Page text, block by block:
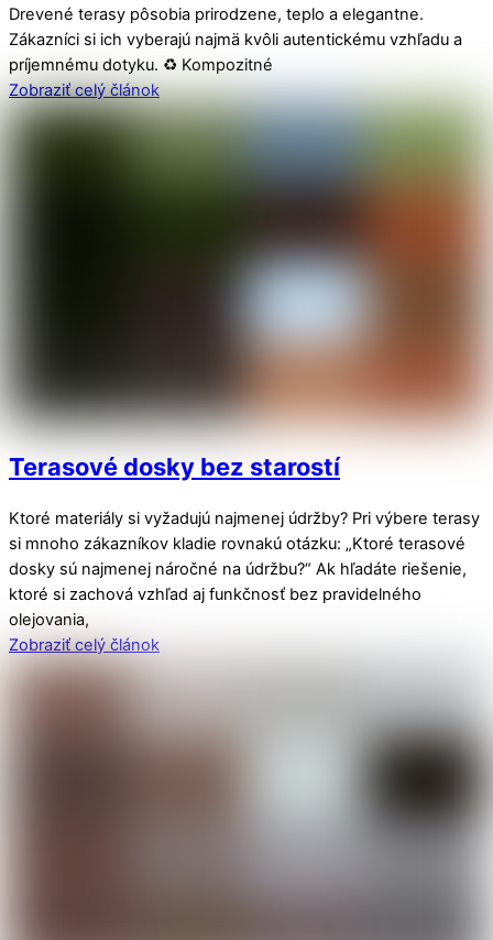
Drevené terasy pôsobia prirodzene, teplo a elegantne.
Zákazníci si ich vyberajú najmä kvôli autentickému vzhľadu a
príjemnému dotyku. ♻️ Kompozitné
Zobraziť celý článok
Terasové dosky bez starostí
Ktoré materiály si vyžadujú najmenej údržby? Pri výbere terasy
si mnoho zákazníkov kladie rovnakú otázku: „Ktoré terasové
dosky sú najmenej náročné na údržbu?“ Ak hľadáte riešenie,
ktoré si zachová vzhľad aj funkčnosť bez pravidelného
olejovania,
Zobraziť celý článok